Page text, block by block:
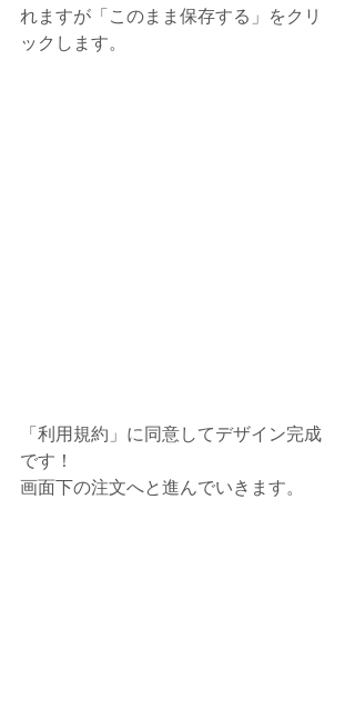
れますが「このまま保存する」をクリ
ックします。
「利用規約」に同意してデザイン完成
です！
画面下の注文へと進んでいきます。